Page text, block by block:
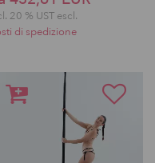
20 % UST escl.
di spedizione